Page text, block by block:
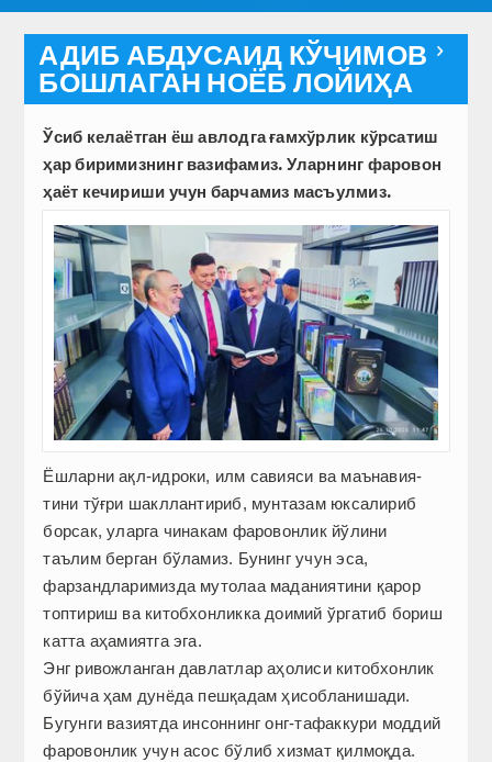

АДИБ АБДУСАИД КЎЧИМОВ
БОШЛАГАН НОЁБ ЛОЙИҲА
Ўсиб келаётган ёш авлодга ғамхўрлик кўрсатиш
ҳар биримизнинг вазифамиз. Уларнинг фаровон
ҳаёт кечириши учун барчамиз масъулмиз.
Ёшларни ақл-­идроки, илм савияси ва маънавия­
тини тўғри шакллантириб, мунтазам юксалириб
борсак, уларга чинакам фаровонлик йўлини
таълим берган бўламиз. Бунинг учун эса,
фарзандларимизда мутолаа маданиятини қарор
топтириш ва китобхонликка доимий ўргатиб бориш
катта аҳамиятга эга.
Энг ривожланган давлатлар аҳолиси китобхонлик
бўйича ҳам дунёда пешқадам ҳисобланишади.
Бугунги вазиятда инсоннинг онг-тафаккури моддий
фаровонлик учун асос бўлиб хизмат қилмоқда.